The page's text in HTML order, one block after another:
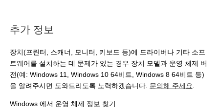
추가 정보
장치(프린터, 스캐너, 모니터, 키보드 등)에 드라이버나 기타 소프
트웨어를 설치하는 데 문제가 있는 경우 장치 모델과 운영 체제 버
전(예: Windows 11, Windows 10 64비트, Windows 8 64비트 등)
을 알려주시면 도와드리도록 노력하겠습니다. 문의해 주세요
Windows 에서 운영 체제 정보 찾기